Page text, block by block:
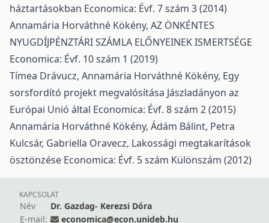
háztartásokban Economica: Évf. 7 szám 3 (2014)
Annamária Horváthné Kökény, AZ ÖNKÉNTES
NYUGDÍJPÉNZTÁRI SZÁMLA ELŐNYEINEK ISMERTSÉGE
Economica: Évf. 10 szám 1 (2019)
Tímea Drávucz, Annamária Horváthné Kökény, Egy
sorsfordító projekt megvalósítása Jászladányon az
Európai Unió által Economica: Évf. 8 szám 2 (2015)
Annamária Horváthné Kökény, Ádám Bálint, Petra
Kulcsár, Gabriella Oravecz, Lakossági megtakarítások
ösztönzése Economica: Évf. 5 szám Különszám (2012)
KAPCSOLAT
Név
Dr. Gazdag- Kerezsi Dóra
E-mail:
economica@econ.unideb.hu